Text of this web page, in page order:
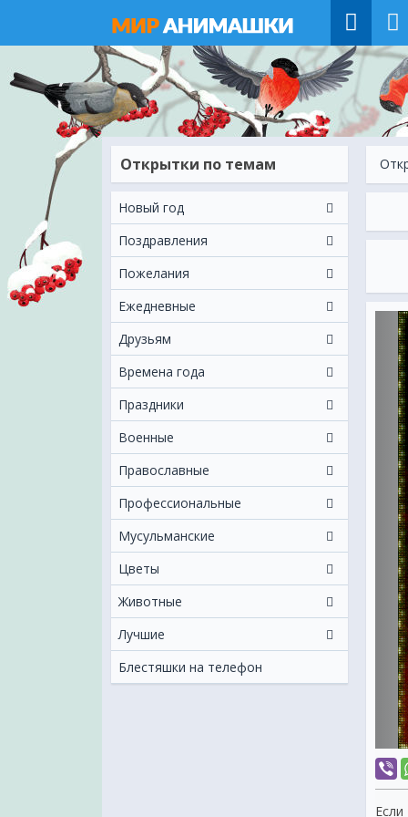
Открытки по темам
Новый год
Поздравления
Пожелания
Ежeдневные
Друзьям
Времена года
Праздники
Военные
Православные
Профессиональные
Мусульманские
Цветы
Животные
Лучшие
Блестяшки на телефон